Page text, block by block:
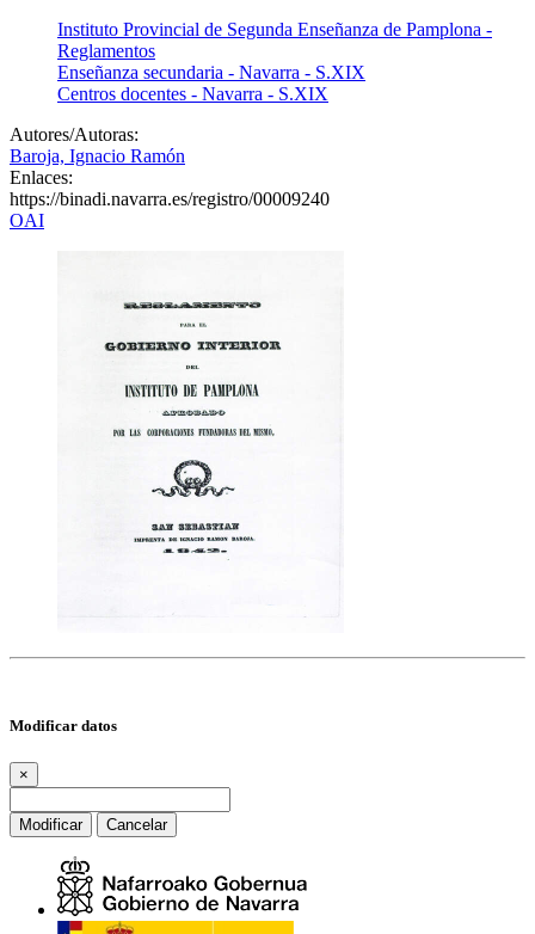
Instituto Provincial de Segunda Enseñanza de Pamplona -
Reglamentos
Enseñanza secundaria - Navarra - S.XIX
Centros docentes - Navarra - S.XIX
Autores/Autoras:
Baroja, Ignacio Ramón
Enlaces:
https://binadi.navarra.es/registro/00009240
OAI
Modificar datos
×
Modificar Cancelar